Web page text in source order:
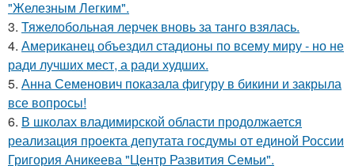
"Железным Легким".
3. Тяжелобольная лерчек вновь за танго взялась.
4. Американец объездил стадионы по всему миру - но не
ради лучших мест, а ради худших.
5. Анна Семенович показала фигуру в бикини и закрыла
все вопросы!
6. В школах владимирской области продолжается
реализация проекта депутата госдумы от единой России
Григория Аникеева "Центр Развития Семьи".